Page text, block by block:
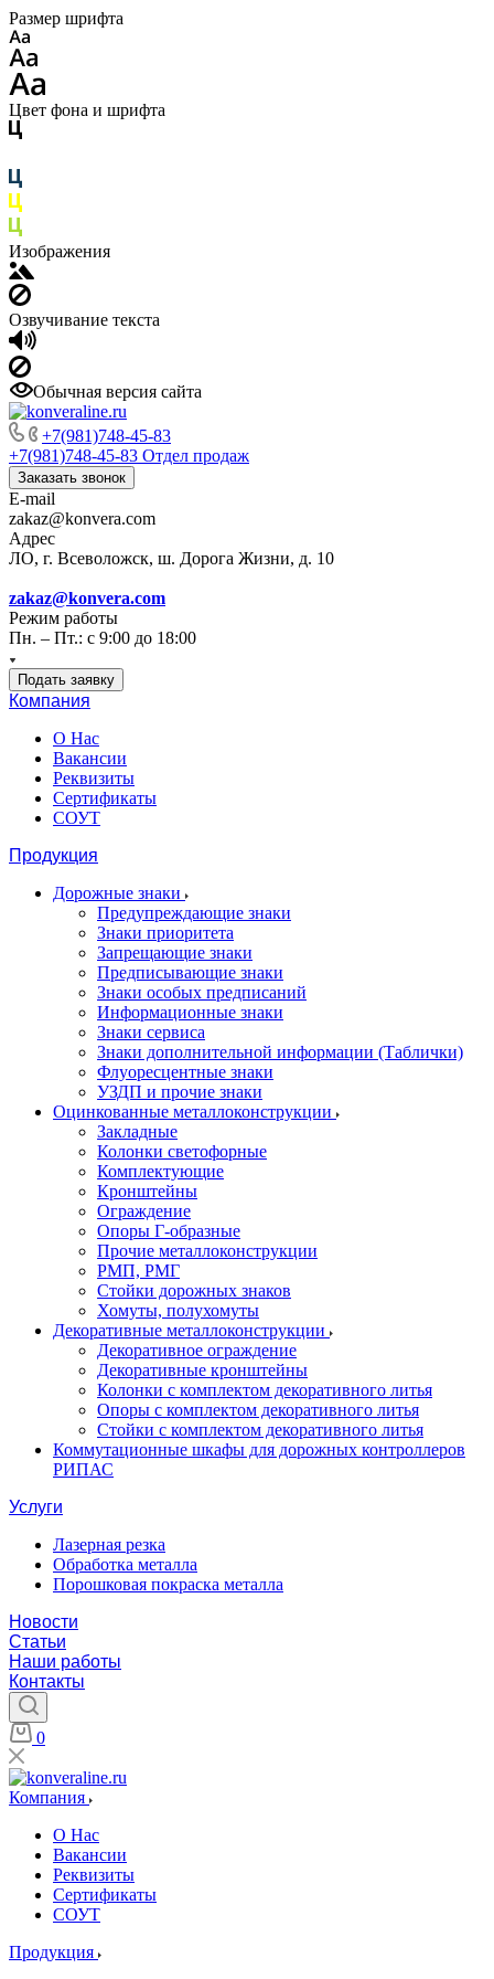
Размер шрифта
Цвет фона и шрифта
Изображения
Озвучивание текста
Обычная версия сайта
+7(981)748-45-83
+7(981)748-45-83 Отдел продаж
Заказать звонок
E-mail
zakaz@konvera.com
Адрес
ЛО, г. Всеволожск, ш. Дорога Жизни, д. 10
zakaz@konvera.com
Режим работы
Пн. – Пт.: с 9:00 до 18:00
Подать заявку
Компания
О Нас
Вакансии
Реквизиты
Сертификаты
СОУТ
Продукция
Дорожные знаки
Предупреждающие знаки
Знаки приоритета
Запрещающие знаки
Предписывающие знаки
Знаки особых предписаний
Информационные знаки
Знаки сервиса
Знаки дополнительной информации (Таблички)
Флуоресцентные знаки
УЗДП и прочие знаки
Оцинкованные металлоконструкции
Закладные
Колонки светофорные
Комплектующие
Кронштейны
Ограждение
Опоры Г-образные
Прочие металлоконструкции
РМП, РМГ
Стойки дорожных знаков
Хомуты, полухомуты
Декоративные металлоконструкции
Декоративное ограждение
Декоративные кронштейны
Колонки с комплектом декоративного литья
Опоры с комплектом декоративного литья
Стойки с комплектом декоративного литья
Коммутационные шкафы для дорожных контроллеров
РИПАС
Услуги
Лазерная резка
Обработка металла
Порошковая покраска металла
Новости
Статьи
Наши работы
Контакты
0
Компания
О Нас
Вакансии
Реквизиты
Сертификаты
СОУТ
Продукция